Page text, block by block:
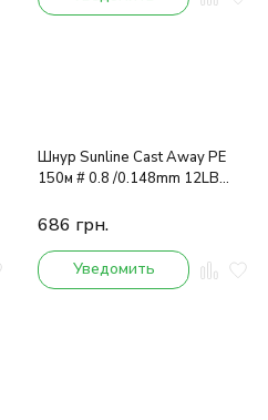
Шнур Sunline Cast Away PE
150м # 0.8 /0.148mm 12LB
686 грн.
Уведомить